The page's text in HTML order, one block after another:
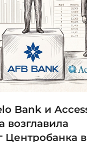
Bank и
возглавила
Центробанка